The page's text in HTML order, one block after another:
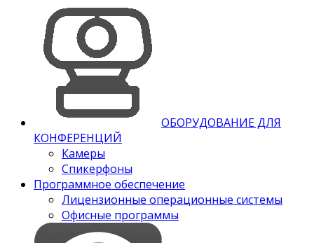
ОБОРУДОВАНИЕ ДЛЯ
КОНФЕРЕНЦИЙ
Камеры
Спикерфоны
Программное обеспечение
Лицензионные операционные системы
Офисные программы